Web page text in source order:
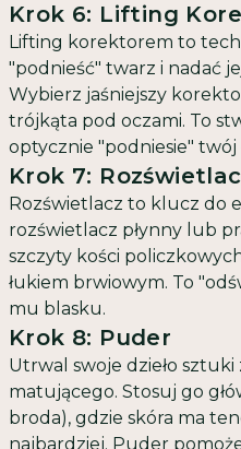
Krok 6: Lifting
Lifting korektorem to
"podnieść" twarz i nadać
Wybierz jaśniejszy
trójkąta pod oczami. To
optycznie "podniesie" twój
Krok 7:
Rozświetlacz to klucz do
rozświetlacz płynny lub
szczyty kości
łukiem brwiowym. To
mu blasku.
Krok 8: Puder
Utrwal swoje dzieło
matującego. Stosuj go
broda), gdzie skóra ma
najbardziej. Puder